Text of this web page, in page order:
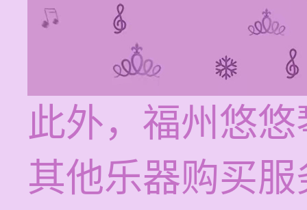
此外，福州悠
其他乐器购买